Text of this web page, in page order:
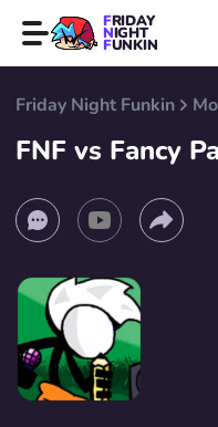
FRIDAY
NIGHT
FUNKIN
Friday Night Funkin
FNF vs Fancy